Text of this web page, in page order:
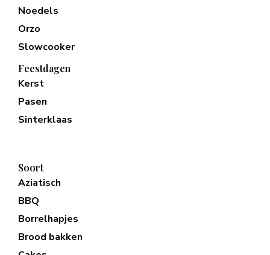
Noedels
Orzo
Slowcooker
Feestdagen
Kerst
Pasen
Sinterklaas
Soort
Aziatisch
BBQ
Borrelhapjes
Brood bakken